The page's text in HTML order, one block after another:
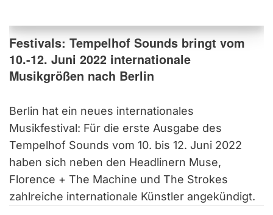
Festivals: Tempelhof Sounds bringt vom
10.-12. Juni 2022 internationale
Musikgrößen nach Berlin
Berlin hat ein neues internationales
Musikfestival: Für die erste Ausgabe des
Tempelhof Sounds vom 10. bis 12. Juni 2022
haben sich neben den Headlinern Muse,
Florence + The Machine und The Strokes
zahlreiche internationale Künstler angekündigt.